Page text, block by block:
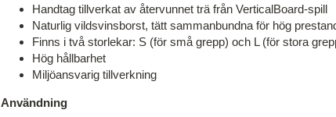
Handtag tillverkat av återvunnet trä från VerticalBoard-spill
Naturlig vildsvinsborst, tätt sammanbundna för hög
Finns i två storlekar: S (för små grepp) och L (för stora
Hög hållbarhet
Miljöansvarig tillverkning
Användning